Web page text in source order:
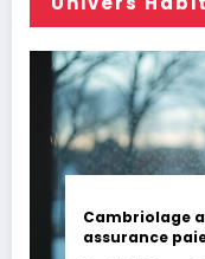
Cambriolage
assurance